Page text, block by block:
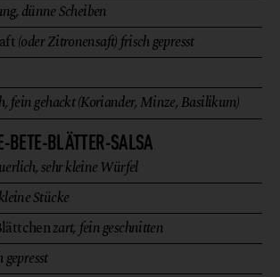
dünne Scheiben
(oder Zitronensaft) frisch gepresst
fein gehackt (Koriander, Minze, Basilikum)
BETE-BLÄTTER-SALSA
sehr kleine Würfel
Stücke
zart, fein geschnitten
gepresst